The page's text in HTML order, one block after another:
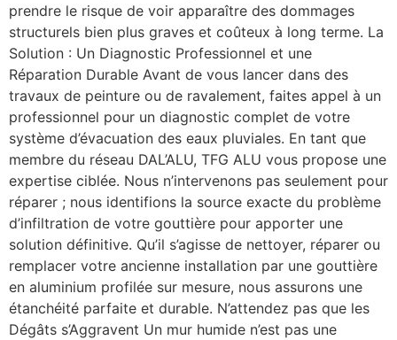
prendre le risque de voir apparaître des dommages
structurels bien plus graves et coûteux à long terme. La
Solution : Un Diagnostic Professionnel et une
Réparation Durable Avant de vous lancer dans des
travaux de peinture ou de ravalement, faites appel à un
professionnel pour un diagnostic complet de votre
système d’évacuation des eaux pluviales. En tant que
membre du réseau DAL’ALU, TFG ALU vous propose une
expertise ciblée. Nous n’intervenons pas seulement pour
réparer ; nous identifions la source exacte du problème
d’infiltration de votre gouttière pour apporter une
solution définitive. Qu’il s’agisse de nettoyer, réparer ou
remplacer votre ancienne installation par une gouttière
en aluminium profilée sur mesure, nous assurons une
étanchéité parfaite et durable. N’attendez pas que les
Dégâts s’Aggravent Un mur humide n’est pas une